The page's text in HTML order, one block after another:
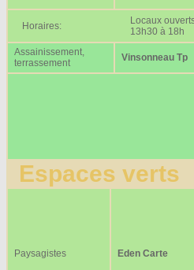
Horaires:
Locaux
13h30 à 18h
Assainissement,
terrassement
Vinsonneau Tp
Espaces verts
Paysagistes Eden Carte